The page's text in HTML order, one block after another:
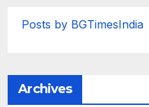
Posts by BGTimesIndia
Archives